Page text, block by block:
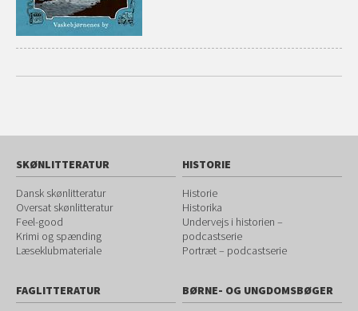
SKØNLITTERATUR
Dansk skønlitteratur
Oversat skønlitteratur
Feel-good
Krimi og spænding
Læseklubmateriale
HISTORIE
Historie
Historika
Undervejs i historien –
podcastserie
Portræt – podcastserie
FAGLITTERATUR
BØRNE- OG UNGDOMSBØGER